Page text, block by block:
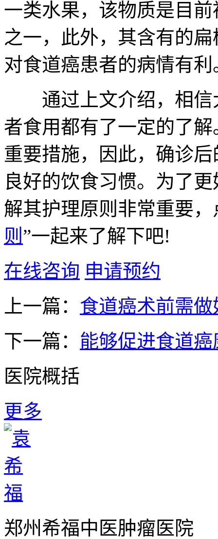
一类水果，该物质是目
之一，此外，其含有的
对食道癌患者的病情有利
通过上文介绍，相信
者食用都有了一定的了
重要措施，因此，确诊
良好的饮食习惯。为了
解其护理原则非常重要，
则 ”一起来了解下吧!
在线咨询 申请预约
上一篇： 食道癌术前需
下一篇： 能够促进食道
医院概括
更多
郑州希福中医肿瘤医院